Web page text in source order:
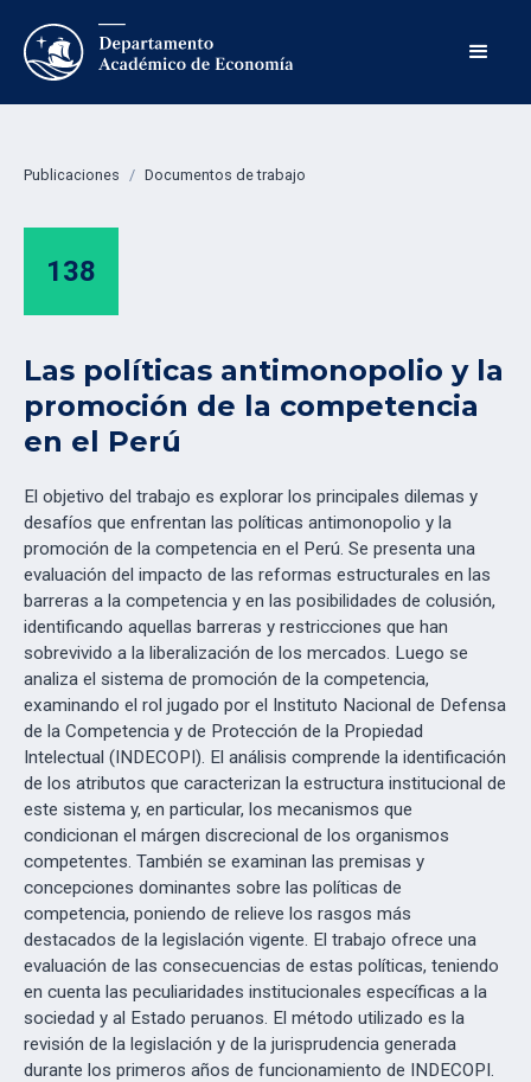
Publicaciones / Documentos de trabajo
138
Las políticas antimonopolio y la
promoción de la competencia
en el Perú
El objetivo del trabajo es explorar los principales dilemas y
desafíos que enfrentan las políticas antimonopolio y la
promoción de la competencia en el Perú. Se presenta una
evaluación del impacto de las reformas estructurales en las
barreras a la competencia y en las posibilidades de colusión,
identificando aquellas barreras y restricciones que han
sobrevivido a la liberalización de los mercados. Luego se
analiza el sistema de promoción de la competencia,
examinando el rol jugado por el Instituto Nacional de Defensa
de la Competencia y de Protección de la Propiedad
Intelectual (INDECOPI). El análisis comprende la identificación
de los atributos que caracterizan la estructura institucional de
este sistema y, en particular, los mecanismos que
condicionan el márgen discrecional de los organismos
competentes. También se examinan las premisas y
concepciones dominantes sobre las políticas de
competencia, poniendo de relieve los rasgos más
destacados de la legislación vigente. El trabajo ofrece una
evaluación de las consecuencias de estas políticas, teniendo
en cuenta las peculiaridades institucionales específicas a la
sociedad y al Estado peruanos. El método utilizado es la
revisión de la legislación y de la jurisprudencia generada
durante los primeros años de funcionamiento de INDECOPI.